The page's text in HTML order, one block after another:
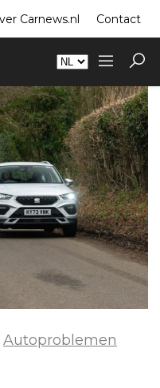
Carnews.nl Contact
Autoproblemen